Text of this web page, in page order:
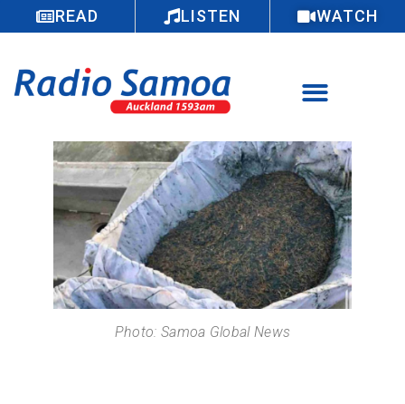
READ LISTEN WATCH
Photo: Samoa Global News